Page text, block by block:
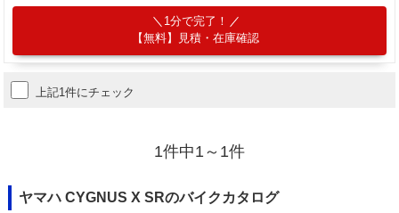
1分で完了！
【無料】見積・在庫確認
上記1件にチェック
1件中1～1件
ヤマハ CYGNUS X SRのバイクカタログ